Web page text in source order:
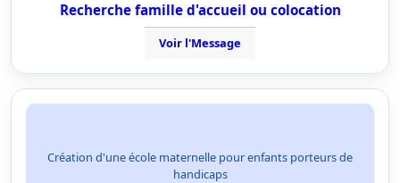
Recherche famille d'accueil ou colocation
Voir l'Message
Création d'une école maternelle pour enfants porteurs de
handicaps